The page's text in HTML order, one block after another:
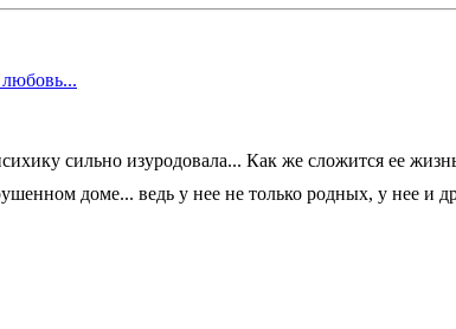
любовь...
сильно изуродовала... Как же сложится ее
доме... ведь у нее не только родных, у нее и